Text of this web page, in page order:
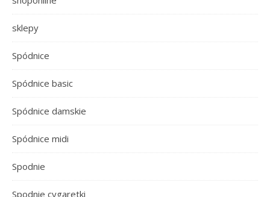
sklepy
Spódnice
Spódnice basic
Spódnice damskie
Spódnice midi
Spodnie
Spodnie cygaretki